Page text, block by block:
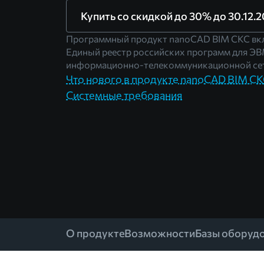
Купить со скидкой до 30% до
Программный продукт nanoCAD BIM СКС
Единый реестр российских программ для
информационно-телекоммуникационной
Что нового в продукте nanoCAD BIM
Системные требования
О продуктеВозможностиБазы